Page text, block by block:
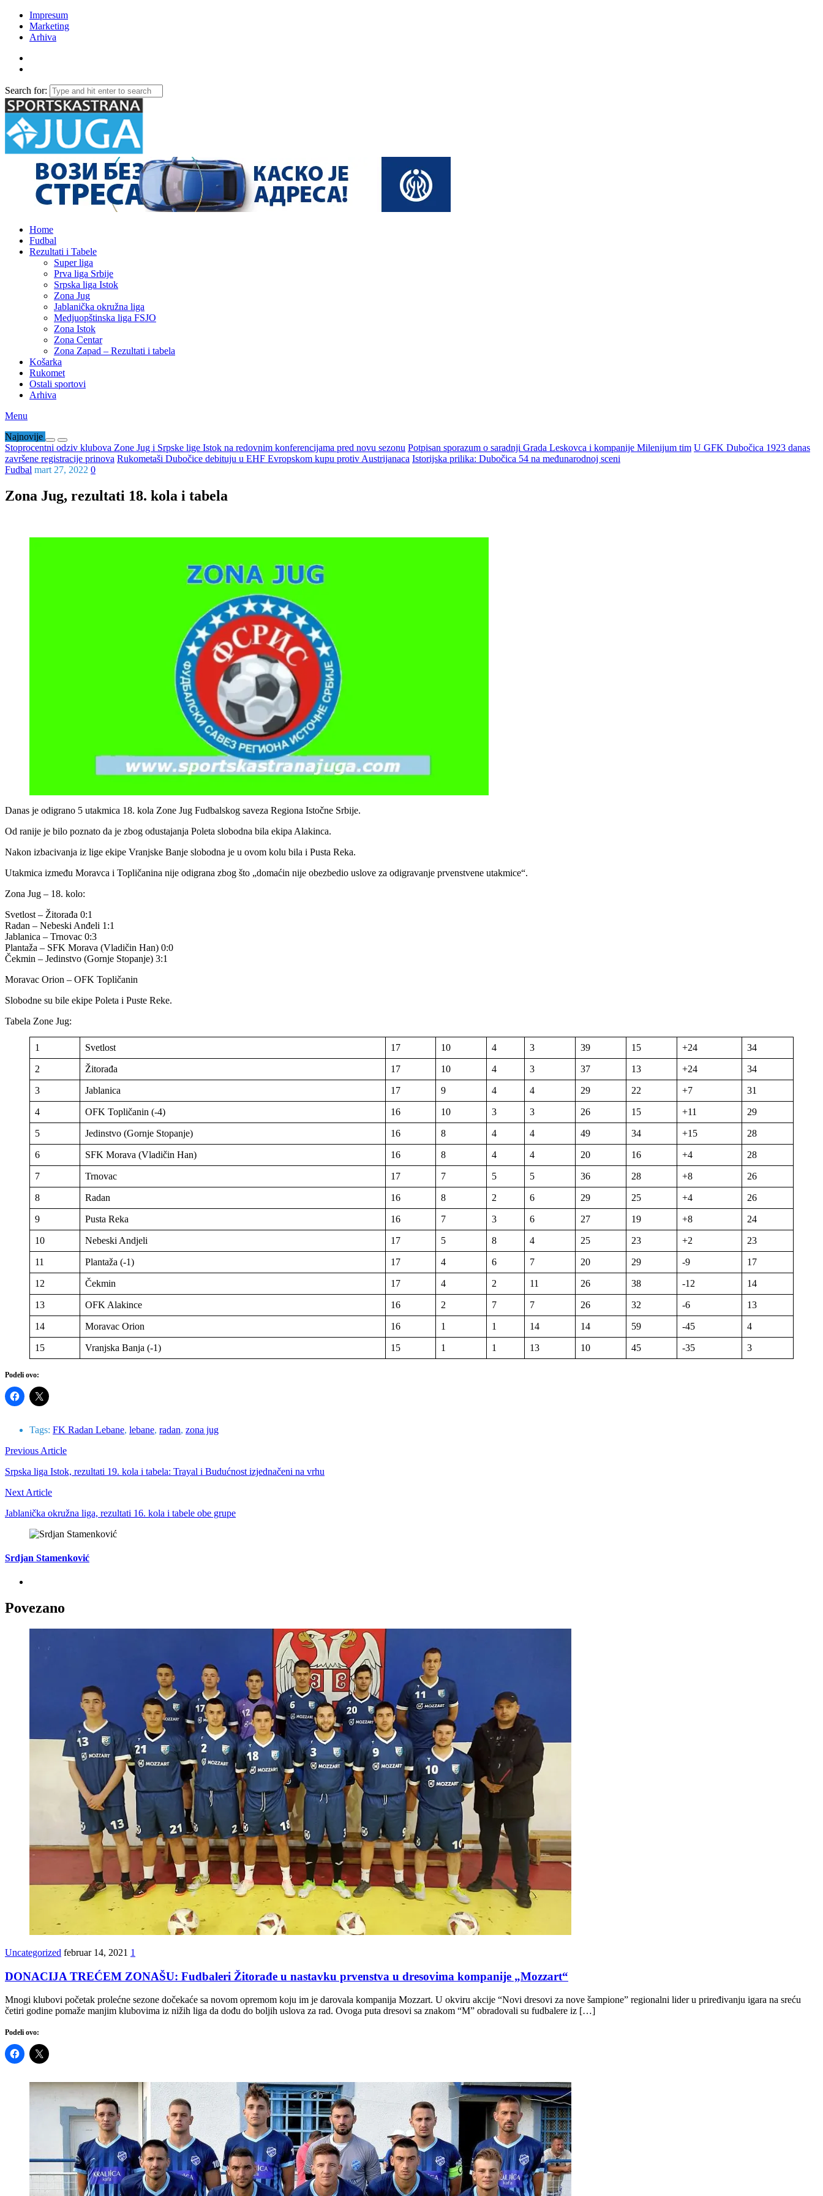
Impresum
Marketing
Arhiva
Search for:
Home
Fudbal
Rezultati i Tabele
Super liga
Prva liga Srbije
Srpska liga Istok
Zona Jug
Jablanička okružna liga
Medjuopštinska liga FSJO
Zona Istok
Zona Centar
Zona Zapad – Rezultati i tabela
Košarka
Rukomet
Ostali sportovi
Arhiva
Menu
Najnovije
Stoprocentni odziv klubova Zone Jug i Srpske lige Istok na redovnim konferencijama pred novu sezonu Potpisan sporazum o saradnji Grada Leskovca i kompanije Milenijum tim U GFK Dubočica 1923 danas
završene registracije prinova Rukometaši Dubočice debituju u EHF Evropskom kupu protiv Austrijanaca Istorijska prilika: Dubočica 54 na međunarodnoj sceni
Fudbal mart 27, 2022 0
Zona Jug, rezultati 18. kola i tabela
Danas je odigrano 5 utakmica 18. kola Zone Jug Fudbalskog saveza Regiona Istočne Srbije.
Od ranije je bilo poznato da je zbog odustajanja Poleta slobodna bila ekipa Alakinca.
Nakon izbacivanja iz lige ekipe Vranjske Banje slobodna je u ovom kolu bila i Pusta Reka.
Utakmica između Moravca i Topličanina nije odigrana zbog što „domaćin nije obezbedio uslove za odigravanje prvenstvene utakmice“.
Zona Jug – 18. kolo:
Svetlost – Žitorađa 0:1
Radan – Nebeski Anđeli 1:1
Jablanica – Trnovac 0:3
Plantaža – SFK Morava (Vladičin Han) 0:0
Čekmin – Jedinstvo (Gornje Stopanje) 3:1
Moravac Orion – OFK Topličanin
Slobodne su bile ekipe Poleta i Puste Reke.
Tabela Zone Jug:
1 Svetlost 17 10 4 3 39 15 +24 34
2 Žitorađa 17 10 4 3 37 13 +24 34
3 Jablanica 17 9 4 4 29 22 +7 31
4 OFK Topličanin (-4) 16 10 3 3 26 15 +11 29
5 Jedinstvo (Gornje Stopanje) 16 8 4 4 49 34 +15 28
6 SFK Morava (Vladičin Han) 16 8 4 4 20 16 +4 28
7 Trnovac 17 7 5 5 36 28 +8 26
8 Radan 16 8 2 6 29 25 +4 26
9 Pusta Reka 16 7 3 6 27 19 +8 24
10 Nebeski Andjeli 17 5 8 4 25 23 +2 23
11 Plantaža (-1) 17 4 6 7 20 29 -9 17
12 Čekmin 17 4 2 11 26 38 -12 14
13 OFK Alakince 16 2 7 7 26 32 -6 13
14 Moravac Orion 16 1 1 14 14 59 -45 4
15 Vranjska Banja (-1) 15 1 1 13 10 45 -35 3
Podeli ovo:
Tags: FK Radan Lebane, lebane, radan, zona jug
Previous Article
Srpska liga Istok, rezultati 19. kola i tabela: Trayal i Budućnost izjednačeni na vrhu
Next Article
Jablanička okružna liga, rezultati 16. kola i tabele obe grupe
Srdjan Stamenković
Povezano
Uncategorized februar 14, 2021 1
DONACIJA TREĆEM ZONAŠU: Fudbaleri Žitorađe u nastavku prvenstva u dresovima kompanije „Mozzart“
Mnogi klubovi početak prolećne sezone dočekaće sa novom opremom koju im je darovala kompanija Mozzart. U okviru akcije “Novi dresovi za nove šampione” regionalni lider u priređivanju igara na sreću
četiri godine pomaže manjim klubovima iz nižih liga da dođu do boljih uslova za rad. Ovoga puta dresovi sa znakom “M” obradovali su fudbalere iz […]
Podeli ovo: